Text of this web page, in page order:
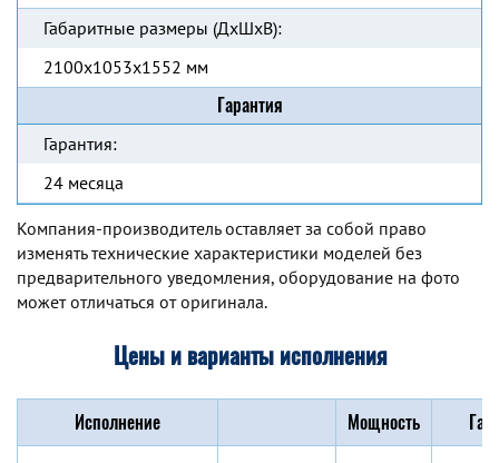
Габаритные размеры (ДхШхВ):
2100x1053x1552 мм
Гарантия
Гарантия:
24 месяца
Компания-производитель оставляет за собой право
изменять технические характеристики моделей без
предварительного уведомления, оборудование на фото
может отличаться от оригинала.
Цены и варианты исполнения
Исполнение Мощность